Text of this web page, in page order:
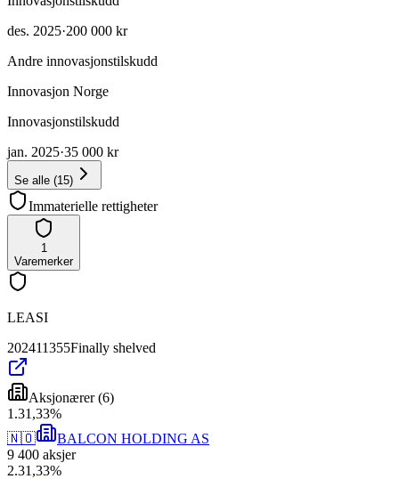
des. 2025·200 000 kr
Andre innovasjonstilskudd
Innovasjon Norge
Innovasjonstilskudd
jan. 2025·35 000 kr
Se alle (15)
Immaterielle rettigheter
1
Varemerker
LEASI
202411355Finally shelved
Aksjonærer(6)
1 .31,33%
🇳🇴
BALCON HOLDING AS
9 400 aksjer
2.31,33%